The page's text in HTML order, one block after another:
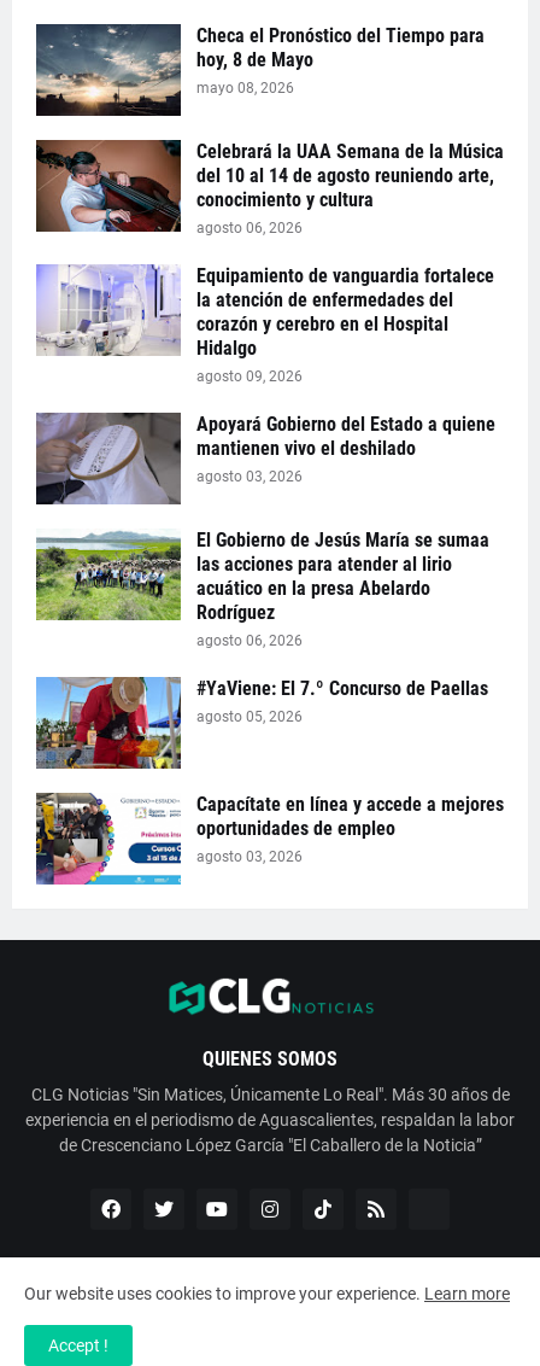
Checa el Pronóstico del Tiempo para
hoy, 8 de Mayo
mayo 08, 2026
Celebrará la UAA Semana de la Música
del 10 al 14 de agosto reuniendo arte,
conocimiento y cultura
agosto 06, 2026
Equipamiento de vanguardia fortalece
la atención de enfermedades del
corazón y cerebro en el Hospital
Hidalgo
agosto 09, 2026
Apoyará Gobierno del Estado a quiene
mantienen vivo el deshilado
agosto 03, 2026
El Gobierno de Jesús María se sumaa
las acciones para atender al lirio
acuático en la presa Abelardo
Rodríguez
agosto 06, 2026
#YaViene: El 7.º Concurso de Paellas
agosto 05, 2026
Capacítate en línea y accede a mejores
oportunidades de empleo
agosto 03, 2026
QUIENES SOMOS
CLG Noticias "Sin Matices, Únicamente Lo Real". Más 30 años de
experiencia en el periodismo de Aguascalientes, respaldan la labor
de Crescenciano López García "El Caballero de la Noticia”
ESNoticia con Crescenciano López García
Servicios
Our website uses cookies to improve your experience. Learn more
Accept !